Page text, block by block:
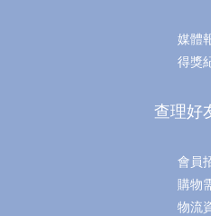
媒體
得獎
查理好
會員
購物
物流